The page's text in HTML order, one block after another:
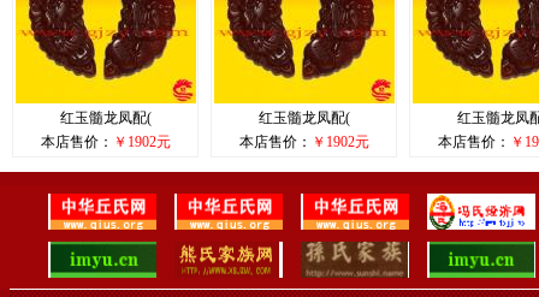
红玉髓龙凤配(
本店售价： ￥1902元
红玉髓龙凤配(
本店售价： ￥1902元
红玉髓龙凤
本店售价： ￥